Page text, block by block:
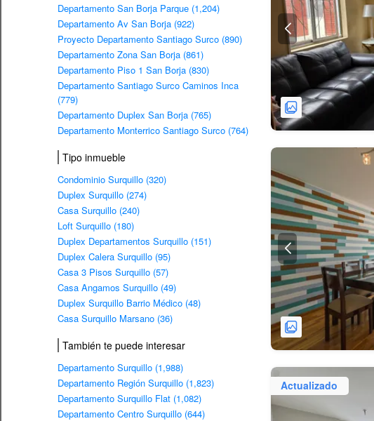
Departamento San Borja Parque (1,204)
Departamento Av San Borja (922)
Proyecto Departamento Santiago Surco (890)
Departamento Zona San Borja (861)
Departamento Piso 1 San Borja (830)
Departamento Santiago Surco Caminos Inca
(779)
Departamento Duplex San Borja (765)
Departamento Monterrico Santiago Surco (764)
Tipo inmueble
Condominio Surquillo (320)
Duplex Surquillo (274)
Casa Surquillo (240)
Loft Surquillo (180)
Duplex Departamentos Surquillo (151)
Duplex Calera Surquillo (95)
Casa 3 Pisos Surquillo (57)
Casa Angamos Surquillo (49)
Duplex Surquillo Barrio Médico (48)
Casa Surquillo Marsano (36)
También te puede interesar
Departamento Surquillo (1,988)
Departamento Región Surquillo (1,823)
Departamento Surquillo Flat (1,082)
Departamento Centro Surquillo (644)
Actualizado